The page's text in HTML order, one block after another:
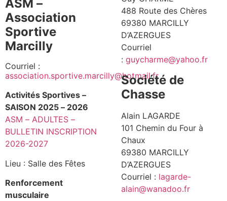
ASM –
Association
Sportive
Marcilly
Courriel :
association.sportive.marcilly@hotmail.fr
Activités Sportives –
SAISON 2025 – 2026
ASM – ADULTES –
BULLETIN INSCRIPTION
2026-2027
Lieu : Salle des Fêtes
Renforcement
musculaire
488 Route des Chères
69380 MARCILLY
D’AZERGUES
Courriel
: guycharme@yahoo.fr
Société de
Chasse
Alain LAGARDE
101 Chemin du Four à
Chaux
69380 MARCILLY
D’AZERGUES
Courriel : lagarde-
alain@wanadoo.fr